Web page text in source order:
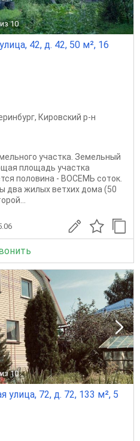
из 10
42, д. 42, 50 м², 16
, Кировский р-н
участка. Земельный
площадь участка
половина - ВОСЕМЬ соток.
два жилых ветхих дома (50
из 10
72, д. 72, 133 м², 5